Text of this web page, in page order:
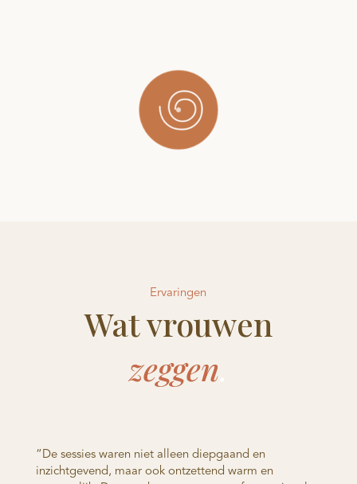
Ervaringen
Wat vrouwen
zeggen
“De sessies waren niet alleen diepgaand en
inzichtgevend, maar ook ontzettend warm en